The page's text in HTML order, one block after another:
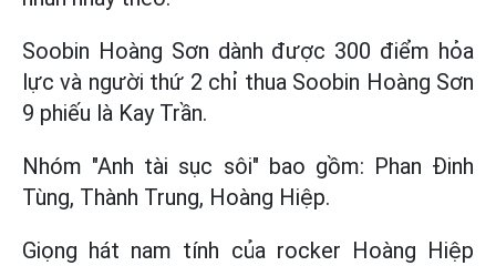
Soobin Hoàng Sơn dành được 300 điểm hỏa
lực và người thứ 2 chỉ thua Soobin Hoàng Sơn
9 phiếu là Kay Trần.
Nhóm "Anh tài sục sôi" bao gồm: Phan Đinh
Tùng, Thành Trung, Hoàng Hiệp.
Giọng hát nam tính của rocker Hoàng Hiệp